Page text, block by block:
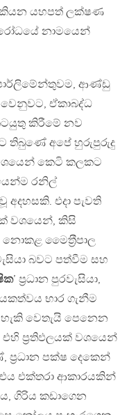
කියන යහපත් ලක්ෂණ
නාමයෙන්
පාර්ලිමේන්තුවම, ආණ්ඩු
ඒකාබද්ධ
කිරීමේ නව
තිබුණේ අපේ හුරුපුරුදු
කෙටි කලකට
රනිල්
අදහසකි. එදා පැවති
වශයෙන්, කිසි
මෛත‍්‍රීපාල
බවට පත්වීම සහ
’ ප‍්‍රධාන පුරවැසියා,
භාර ගැනීම
වෙතැයි පෙනෙන
ප‍්‍රතිඵලයක් වශයෙන්
ප‍්‍රධාන පක්ෂ දෙකෙන්
එක්තරා ආකාරයකින්
ගිරිය කඩාගෙන